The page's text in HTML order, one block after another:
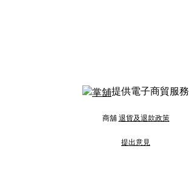
提供電子商貿服務
商舖 退貨及退款政策
提出意見